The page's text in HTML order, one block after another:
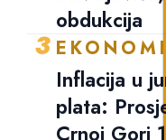
obdukcija
3
Inflacija u
plata:
Crnoj Gori